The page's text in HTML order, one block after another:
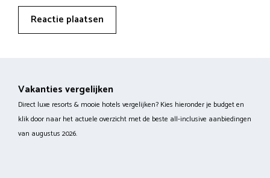
Vakanties vergelijken
Direct luxe resorts & mooie hotels vergelijken? Kies hieronder je budget en
klik door naar het actuele overzicht met de beste all-inclusive aanbiedingen
van augustus 2026.